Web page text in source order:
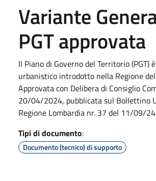
Variante
PGT approvata
Il Piano di Governo del Territorio (PGT)
urbanistico introdotto nella Regione
Approvata con Delibera di Consiglio
20/04/2024, pubblicata sul Bollettino
Regione Lombardia nr. 37 del 11/09/24
Tipi di documento:
Documento (tecnico) di supporto